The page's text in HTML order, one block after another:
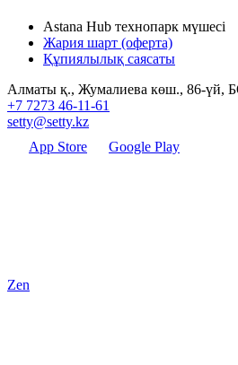
Astana Hub технопарк мүшесі
Жария шарт (оферта)
Құпиялылық саясаты
Алматы қ., Жумалиева көш., 86-үй,
+7 7273 46-11-61
setty@setty.kz
App Store
Google Play
Zen